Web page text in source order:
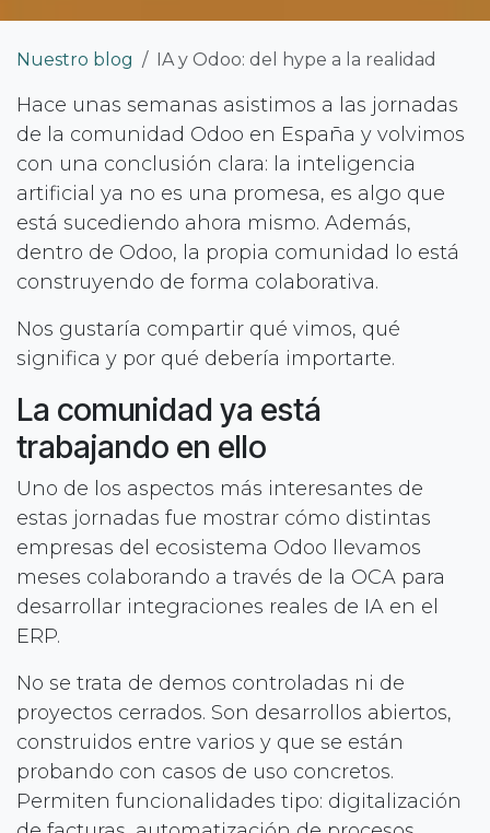
Nuestro blog IA y Odoo: del hype a la realidad
Hace unas semanas asistimos a las jornadas
de la comunidad Odoo en España y volvimos
con una conclusión clara: la inteligencia
artificial ya no es una promesa, es algo que
está sucediendo ahora mismo. Además,
dentro de Odoo, la propia comunidad lo está
construyendo de forma colaborativa.
Nos gustaría compartir qué vimos, qué
significa y por qué debería importarte.
La comunidad ya está
trabajando en ello
Uno de los aspectos más interesantes de
estas jornadas fue mostrar cómo distintas
empresas del ecosistema Odoo llevamos
meses colaborando a través de la OCA para
desarrollar integraciones reales de IA en el
ERP.
No se trata de demos controladas ni de
proyectos cerrados. Son desarrollos abiertos,
construidos entre varios y que se están
probando con casos de uso concretos.
Permiten funcionalidades tipo: digitalización